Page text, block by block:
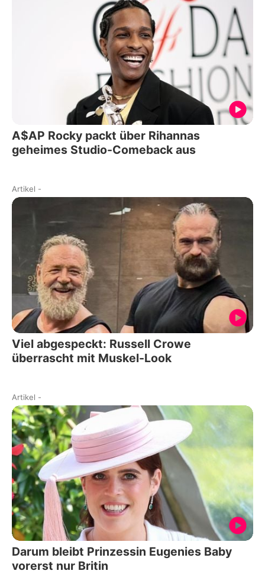
A$AP Rocky packt über Rihannas
geheimes Studio-Comeback aus
Artikel -
Viel abgespeckt: Russell Crowe
überrascht mit Muskel-Look
Artikel -
Darum bleibt Prinzessin Eugenies Baby
vorerst nur Britin